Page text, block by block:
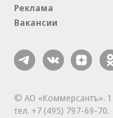
Реклама
Вакансии
© АО «Коммерсантъ».
тел. +7 (495) 797-69-70.